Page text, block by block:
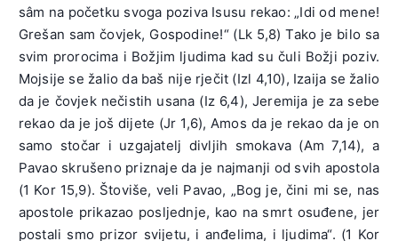
sâm na početku svoga poziva Isusu rekao: „Idi od mene!
Grešan sam čovjek, Gospodine!“ (Lk 5,8) Tako je bilo sa
svim prorocima i Božjim ljudima kad su čuli Božji poziv.
Mojsije se žalio da baš nije rječit (Izl 4,10), Izaija se žalio
da je čovjek nečistih usana (Iz 6,4), Jeremija je za sebe
rekao da je još dijete (Jr 1,6), Amos da je rekao da je on
samo stočar i uzgajatelj divljih smokava (Am 7,14), a
Pavao skrušeno priznaje da je najmanji od svih apostola
(1 Kor 15,9). Štoviše, veli Pavao, „Bog je, čini mi se, nas
apostole prikazao posljednje, kao na smrt osuđene, jer
postali smo prizor svijetu, i anđelima, i ljudima“. (1 Kor